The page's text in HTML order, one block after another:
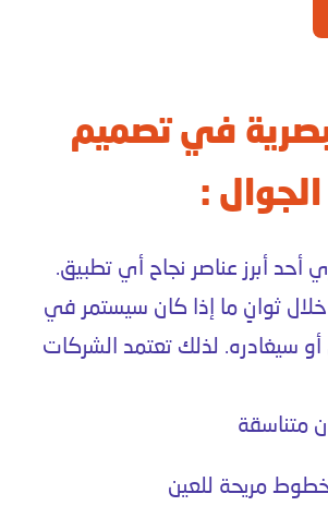
في تصميم
:
أحد أبرز عناصر نجاح أي تطبيق.
ثوانٍ ما إذا كان سيستمر في
أو سيغادره. لذلك تعتمد الشركات
متناسقة
مريحة للعين